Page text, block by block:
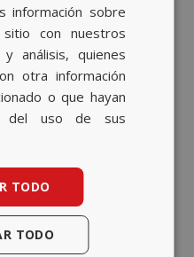
información sobre
con nuestros
análisis, quienes
otra información
o que hayan
del uso de sus
TODO
TODO